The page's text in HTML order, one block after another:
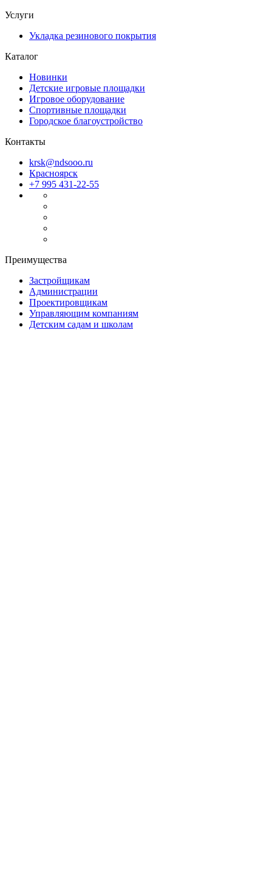
Услуги
Укладка резинового покрытия
Каталог
Новинки
Детские игровые площадки
Игровое оборудование
Спортивные площадки
Городское благоустройство
Контакты
krsk@ndsooo.ru
Красноярск
+7 995 431-22-55
Преимущества
Застройщикам
Администрации
Проектировщикам
Управляющим компаниям
Детским садам и школам